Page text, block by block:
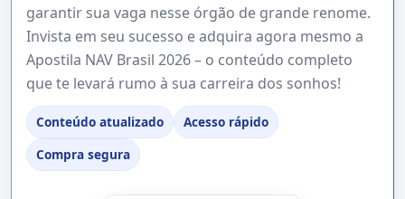
garantir sua vaga nesse órgão de grande renome.
Invista em seu sucesso e adquira agora mesmo a
Apostila NAV Brasil 2026 – o conteúdo completo
que te levará rumo à sua carreira dos sonhos!
Conteúdo atualizado
Acesso rápido
Compra segura